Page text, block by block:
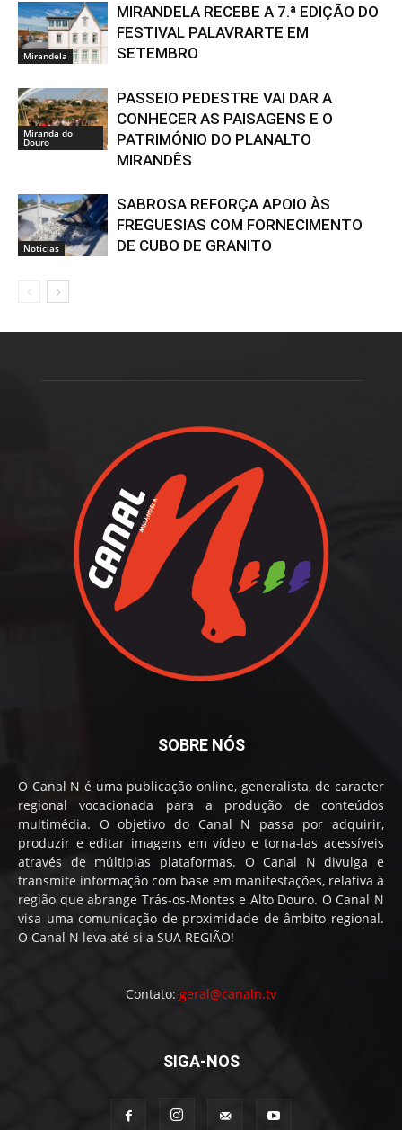
Mirandela
MIRANDELA RECEBE A 7.ª EDIÇÃO DO
FESTIVAL PALAVRARTE EM
SETEMBRO
Miranda do
Douro
PASSEIO PEDESTRE VAI DAR A
CONHECER AS PAISAGENS E O
PATRIMÓNIO DO PLANALTO
MIRANDÊS
Notícias
SABROSA REFORÇA APOIO ÀS
FREGUESIAS COM FORNECIMENTO
DE CUBO DE GRANITO
SOBRE NÓS
O Canal N é uma publicação online, generalista, de caracter
regional vocacionada para a produção de conteúdos
multimédia. O objetivo do Canal N passa por adquirir,
produzir e editar imagens em vídeo e torna-las acessíveis
através de múltiplas plataformas. O Canal N divulga e
transmite informação com base em manifestações, relativa à
região que abrange Trás-os-Montes e Alto Douro. O Canal N
visa uma comunicação de proximidade de âmbito regional.
O Canal N leva até si a SUA REGIÃO!
Contato: geral@canaln.tv
SIGA-NOS